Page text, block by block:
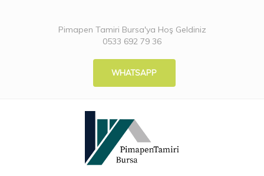
Pimapen Tamiri Bursa'ya Hoş Geldiniz
0533 692 79 36
WHATSAPP